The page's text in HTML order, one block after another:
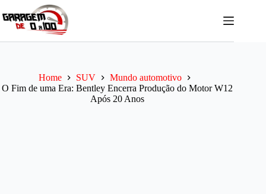
para
Home SUV
Mundo automotivo
O Fim de uma Era: Bentley Encerra Produção do Motor W12
Após 20 Anos